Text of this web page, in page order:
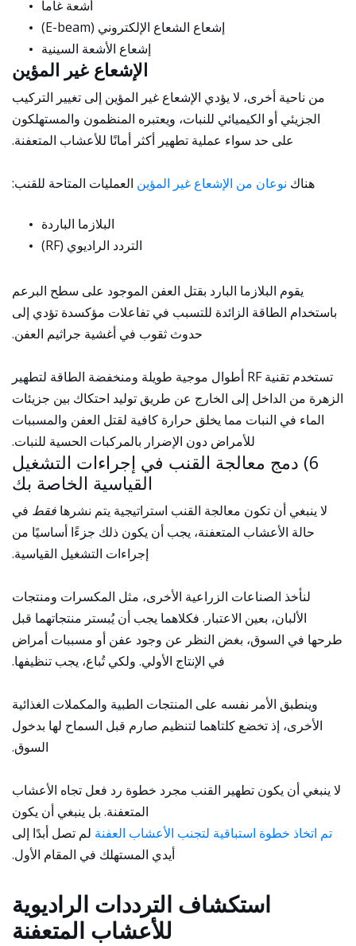
أشعة غاما
إشعاع الشعاع الإلكتروني (E-beam)
إشعاع الأشعة السينية
الإشعاع غير المؤين
من ناحية أخرى، لا يؤدي الإشعاع غير المؤين إلى تغيير التركيب
الجزيئي أو الكيميائي للنبات، ويعتبره المنظمون والمستهلكون
على حد سواء عملية تطهير أكثر أمانًا للأعشاب المتعفنة.
هناك نوعان من الإشعاع غير المؤين العمليات المتاحة للقنب:
البلازما الباردة
التردد الراديوي (RF)
يقوم البلازما البارد بقتل العفن الموجود على سطح البرعم
باستخدام الطاقة الزائدة للتسبب في تفاعلات مؤكسدة تؤدي إلى
حدوث ثقوب في أغشية جراثيم العفن.
تستخدم تقنية RF أطوال موجية طويلة ومنخفضة الطاقة لتطهير
الزهرة من الداخل إلى الخارج عن طريق توليد احتكاك بين جزيئات
الماء في النبات مما يخلق حرارة كافية لقتل العفن والمسببات
للأمراض دون الإضرار بالمركبات الحسية للنبات.
6) دمج معالجة القنب في إجراءات التشغيل
القياسية الخاصة بك
لا ينبغي أن تكون معالجة القنب استراتيجية يتم نشرها فقط في
حالة الأعشاب المتعفنة، يجب أن يكون ذلك جزءًا أساسيًا من
إجراءات التشغيل القياسية.
لنأخذ الصناعات الزراعية الأخرى، مثل المكسرات ومنتجات
الألبان، بعين الاعتبار. فكلاهما يجب أن يُبستر منتجاتهما قبل
طرحها في السوق، بغض النظر عن وجود عفن أو مسببات أمراض
في الإنتاج الأولي. ولكي تُباع، يجب تنظيفها.
وينطبق الأمر نفسه على المنتجات الطبية والمكملات الغذائية
الأخرى، إذ تخضع كلتاهما لتنظيم صارم قبل السماح لها بدخول
السوق.
لا ينبغي أن يكون تطهير القنب مجرد خطوة رد فعل تجاه الأعشاب
المتعفنة. بل ينبغي أن يكون
تم اتخاذ خطوة استباقية لتجنب الأعشاب العفنة لم تصل أبدًا إلى
أيدي المستهلك في المقام الأول.
استكشاف الترددات الراديوية
للأعشاب المتعفنة